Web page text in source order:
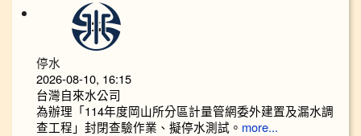
停水
2026-08-10, 16:15
台灣自來水公司
為辦理「114年度岡山所分區計量管網委外建置及漏水調
查工程」封閉查驗作業、擬停水測試。 more...